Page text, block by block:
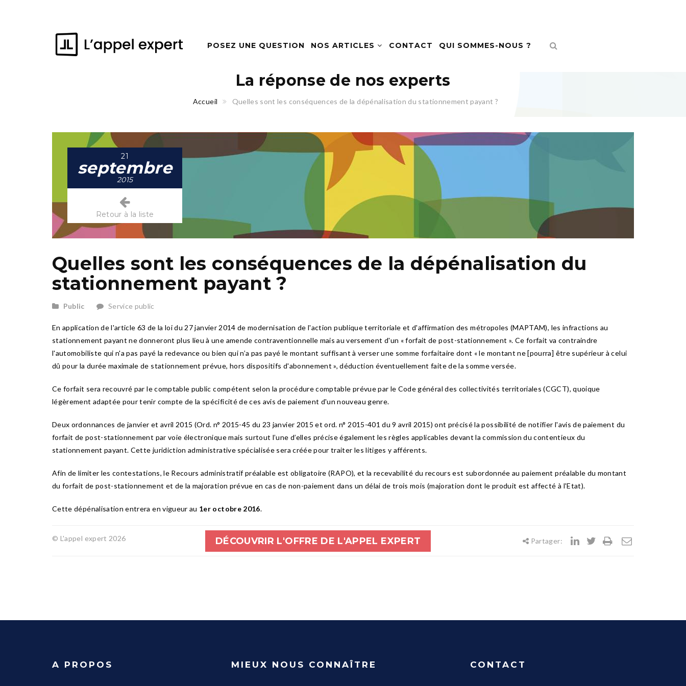
POSEZ UNE QUESTION NOS ARTICLES CONTACT QUI SOMMES-NOUS ?
La réponse de nos experts
Accueil Quelles sont les conséquences de la dépénalisation du stationnement payant ?
21
septembre
2015
Retour à la liste
Quelles sont les conséquences de la dépénalisation du
stationnement payant ?
Public Service public
En application de l'article 63 de la loi du 27 janvier 2014 de modernisation de l'action publique territoriale et d'affirmation des métropoles (MAPTAM), les infractions au
stationnement payant ne donneront plus lieu à une amende contraventionnelle mais au versement d'un « forfait de post-stationnement ». Ce forfait va contraindre
l'automobiliste qui n'a pas payé la redevance ou bien qui n’a pas payé le montant suffisant à verser une somme forfaitaire dont « le montant ne [pourra] être supérieur à celui
dû pour la durée maximale de stationnement prévue, hors dispositifs d'abonnement », déduction éventuellement faite de la somme versée.
Ce forfait sera recouvré par le comptable public compétent selon la procédure comptable prévue par le Code général des collectivités territoriales (CGCT), quoique
légèrement adaptée pour tenir compte de la spécificité de ces avis de paiement d'un nouveau genre.
Deux ordonnances de janvier et avril 2015 (Ord. n° 2015-45 du 23 janvier 2015 et ord. n° 2015-401 du 9 avril 2015) ont précisé la possibilité de notifier l'avis de paiement du
forfait de post-stationnement par voie électronique mais surtout l’une d’elles précise également les règles applicables devant la commission du contentieux du
stationnement payant. Cette juridiction administrative spécialisée sera créée pour traiter les litiges y afférents.
Afin de limiter les contestations, le Recours administratif préalable est obligatoire (RAPO), et la recevabilité du recours est subordonnée au paiement préalable du montant
du forfait de post-stationnement et de la majoration prévue en cas de non-paiement dans un délai de trois mois (majoration dont le produit est affecté à l'Etat).
Cette dépénalisation entrera en vigueur au 1er octobre 2016.
© L'appel expert 2026 Partager:
DÉCOUVRIR L'OFFRE DE L'APPEL EXPERT
A PROPOS MIEUX NOUS CONNAÎTRE CONTACT